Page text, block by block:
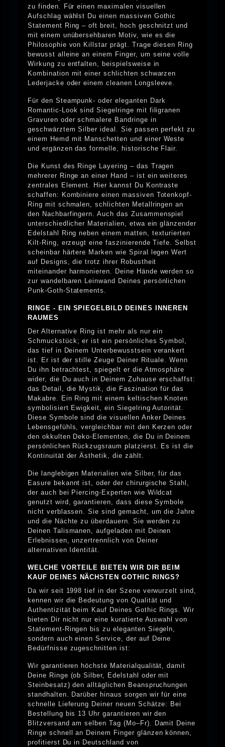
zu finden. Für einen maximalen visuellen
Aufschlag wählst Du einen massiven Gothic
Statement Ring – oft breit, hoch geschnitzt und
mit einem unübersehbaren Motiv, wie es die
Philosophie von Killstar prägt. Trage diesen Ring
bewusst alleine an einem Finger, um seine volle
Wirkung zu entfalten, beispielsweise in
Kombination mit einer schlichten schwarzen
Lederjacke oder einem cleanen Longsleeve.
Für den Steampunk- oder eleganten Dark
Romantic-Look sind Siegelringe mit filigranen
Gravuren oder schmalere Bandringe in
geschwärztem Silber ideal. Sie passen perfekt zu
einem Hemd mit Manschetten und einer Weste
und ergänzen das formelle, historische Flair.
Die Kunst des Ringe Layering – das Tragen
mehrerer Ringe an einer Hand – ist ein weiteres
zentrales Element. Hier kannst Du Kontraste
schaffen: Kombiniere einen massiven Totenkopf-
Ring mit schmalen, schlichten Metallringen an
den Nachbarfingern. Auch das Zusammenspiel
unterschiedlicher Materialien, etwa ein glänzender
Edelstahl Ring neben einem matten, texturierten
Kilt-Ring, erzeugt eine faszinierende Tiefe. Selbst
scheinbar härtere Marken wie Spiral legen Wert
auf Designs, die trotz ihrer Robustheit
miteinander harmonieren. Deine Hände werden so
zur wandelbaren Leinwand Deines persönlichen
Punk-Goth-Statements.
RINGE - EIN SPIEGELBILD DEINES INNEREN
RAUMES
Der Alternative Ring ist mehr als nur ein
Schmuckstück; er ist ein persönliches Symbol,
das tief in Deinem Unterbewusstsein verankert
ist. Er ist der stille Zeuge Deiner Rituale. Wenn
Du ihn betrachtest, spiegelt er die Atmosphäre
wider, die Du auch in Deinem Zuhause erschaffst:
das Detail, die Mystik, die Faszination für das
Makabre. Ein Ring mit einem keltischen Knoten
symbolisiert Ewigkeit, ein Siegelring Autorität.
Diese Symbole sind die visuellen Anker Deines
Lebensgefühls, vergleichbar mit den Kerzen oder
den okkulten Deko-Elementen, die Du in Deinem
persönlichen Rückzugsraum platzierst. Es ist die
Kontinuität der Ästhetik, die zählt.
Die langlebigen Materialien wie Silber, für das
Easure bekannt ist, oder der chirurgische Stahl,
der auch bei Piercing-Experten wie Wildcat
genutzt wird, garantieren, dass diese Symbole
nicht verblassen. Sie sind gemacht, um die Jahre
und die Nächte zu überdauern. Sie werden zu
Deinen Talismanen, aufgeladen mit Deinen
Erlebnissen, unzertrennlich von Deiner
alternativen Identität.
WELCHE VORTEILE BIETEN WIR DIR BEIM
KAUF DEINES NÄCHSTEN GOTHIC RINGS?
Da wir seit 1998 tief in der Szene verwurzelt sind,
kennen wir die Bedeutung von Qualität und
Authentizität beim Kauf Deines Gothic Rings. Wir
bieten Dir nicht nur eine kuratierte Auswahl von
Statement-Ringen bis zu eleganten Siegeln,
sondern auch einen Service, der auf Deine
Bedürfnisse zugeschnitten ist:
Wir garantieren höchste Materialqualität, damit
Deine Ringe (ob Silber, Edelstahl oder mit
Steinbesatz) den alltäglichen Beanspruchungen
standhalten. Darüber hinaus sorgen wir für eine
schnelle Lieferung Deiner neuen Schätze: Bei
Bestellung bis 13 Uhr garantieren wir den
Blitzversand am selben Tag (Mo–Fr). Damit Deine
Ringe schnell an Deinem Finger glänzen können,
profitierst Du in Deutschland von